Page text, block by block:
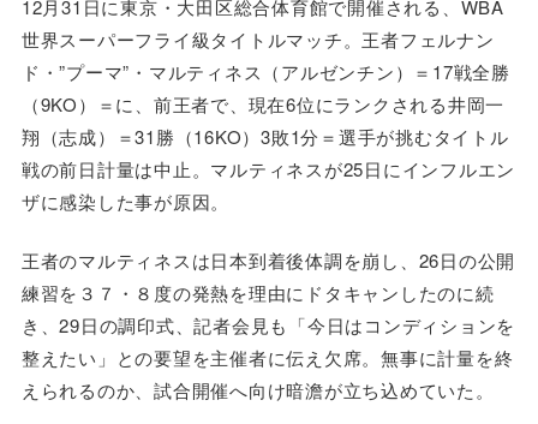
12月31日に東京・大田区総合体育館で開催される、WBA
世界スーパーフライ級タイトルマッチ。王者フェルナン
ド・”プーマ”・マルティネス（アルゼンチン）＝17戦全勝
（9KO）＝に、前王者で、現在6位にランクされる井岡一
翔（志成）＝31勝（16KO）3敗1分＝選手が挑むタイトル
戦の前日計量は中止。マルティネスが25日にインフルエン
ザに感染した事が原因。
王者のマルティネスは日本到着後体調を崩し、26日の公開
練習を３７・８度の発熱を理由にドタキャンしたのに続
き、29日の調印式、記者会見も「今日はコンディションを
整えたい」との要望を主催者に伝え欠席。無事に計量を終
えられるのか、試合開催へ向け暗澹が立ち込めていた。